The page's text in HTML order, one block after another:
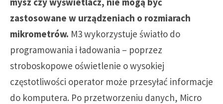
zastosowane w urządzeniach o rozmiarach
mikrometrów. M3 wykorzystuje światło do
programowania i ładowania – poprzez
stroboskopowe oświetlenie o wysokiej
częstotliwości operator może przesyłać informacje
do komputera. Po przetworzeniu danych, Micro